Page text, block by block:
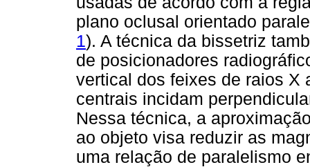
plano oclusal orientado
1). A técnica da bissetriz
de posicionadores
vertical dos feixes de raios X
centrais incidam
Nessa técnica, a
ao objeto visa reduzir as
uma relação de paralelismo